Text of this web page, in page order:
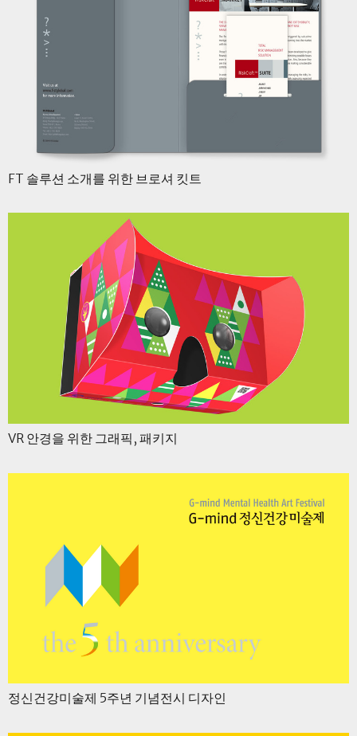
FT 솔루션 소개를 위한 브로셔 킷트
VR 안경을 위한 그래픽, 패키지
정신건강미술제 5주년 기념전시 디자인